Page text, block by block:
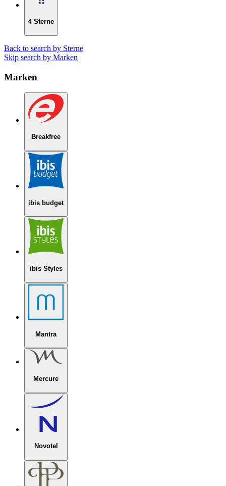
4 Sterne
Back to search by Sterne
Skip search by Marken
Marken
Breakfree
ibis budget
ibis Styles
Mantra
Mercure
Novotel